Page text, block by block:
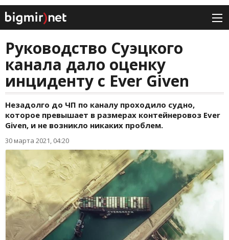
Руководство Суэцкого
канала дало оценку
инциденту с Ever Given
Незадолго до ЧП по каналу проходило судно,
которое превышает в размерах контейнеровоз Ever
Given, и не возникло никаких проблем.
30 марта 2021, 04:20